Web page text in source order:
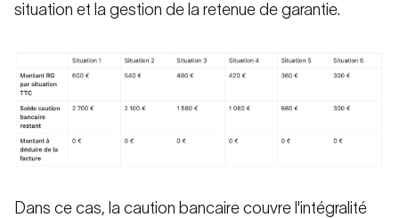
situation et la gestion de la retenue de garantie.
Dans ce cas, la caution bancaire couvre l'intégralité